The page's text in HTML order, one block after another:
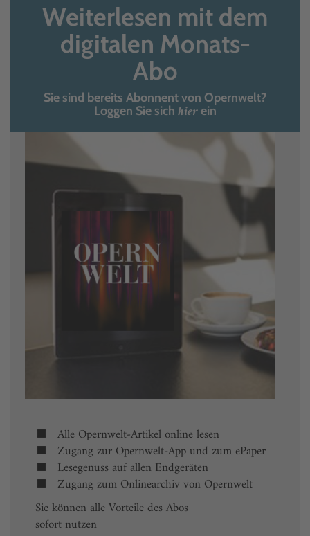
Weiterlesen mit dem
digitalen Monats-
Abo
Sie sind bereits Abonnent von Opernwelt?
Loggen Sie sich hierein
Alle Opernwelt-Artikel online lesen
Zugang zur Opernwelt-App und zum ePaper
Lesegenuss auf allen Endgeräten
Zugang zum Onlinearchiv von Opernwelt
Sie können alle Vorteile des Abos
sofort nutzen